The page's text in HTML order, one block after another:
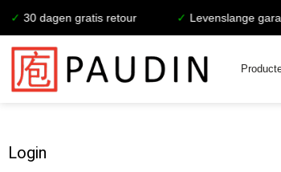
✓30 dagen gratis retour ✓Levenslange
Login